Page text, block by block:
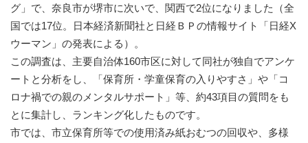
グ」で、奈良市が堺市に次いで、関西で2位になりました（全
国では17位。日本経済新聞社と日経ＢＰの情報サイト「日経X
ウーマン」の発表による）。
この調査は、主要自治体160市区に対して同社が独自でアンケ
ートと分析をし、「保育所・学童保育の入りやすさ」や「コ
ロナ禍での親のメンタルサポート」等、約43項目の質問をも
とに集計し、ランキング化したものです。
市では、市立保育所等での使用済み紙おむつの回収や、多様